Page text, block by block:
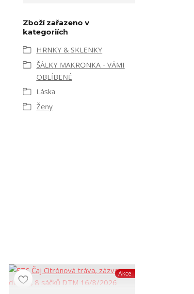
Zboží zařazeno v
kategoriích
HRNKY & SKLENKY
ŠÁLKY MAKRONKA - VÁMI
OBLÍBENÉ
Láska
Ženy
Akce